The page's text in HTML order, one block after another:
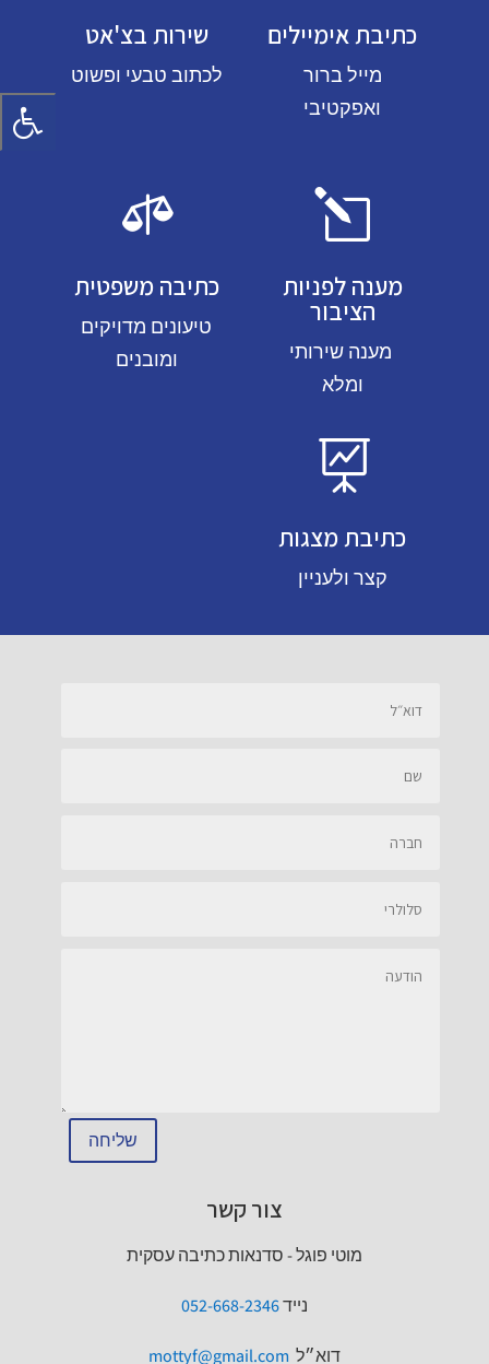
כתיבת אימיילים
מייל ברור
ואפקטיבי
שירות בצ'אט
לכתוב טבעי ופשוט
l
מענה לפניות
הציבור
מענה שירותי
ומלא

כתיבה משפטית
טיעונים מדויקים
ומובנים

כתיבת מצגות
קצר ולעניין
שליחה
צור קשר
מוטי פוגל - סדנאות כתיבה עסקית
נייד052-668-2346
דוא״ל mottyf@gmail.com